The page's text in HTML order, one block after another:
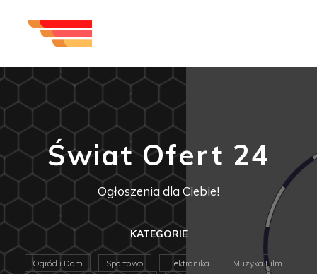
Świat Ofert 24
Ogłoszenia dla Ciebie!
KATEGORIE
Ogród i Dom Sportowo Elektronika
Muzyka Film